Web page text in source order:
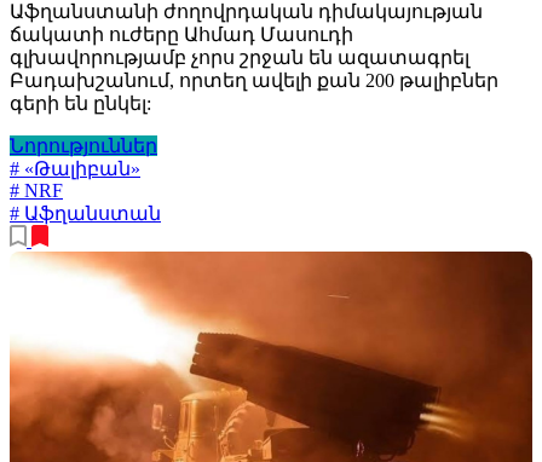
Աֆղանստանի ժողովրդական դիմակայության
ճակատի ուժերը Ահմադ Մասուդի
գլխավորությամբ չորս շրջան են ազատագրել
Բադախշանում, որտեղ ավելի քան 200 թալիբներ
գերի են ընկել:
Նորություններ
# «Թալիբան»
# NRF
# Աֆղանստան